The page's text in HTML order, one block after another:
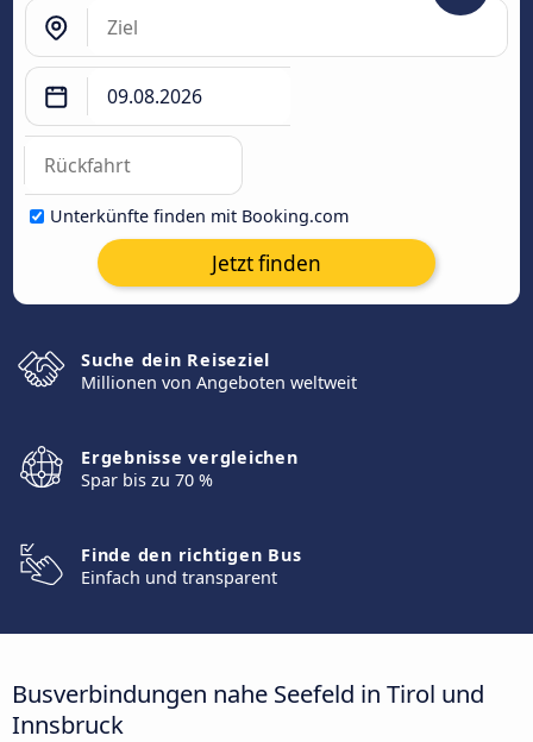
Unterkünfte finden mit Booking.com
Jetzt finden
Suche dein Reiseziel
Millionen von Angeboten weltweit
Ergebnisse vergleichen
Spar bis zu 70 %
Finde den richtigen Bus
Einfach und transparent
Busverbindungen nahe Seefeld in Tirol und
Innsbruck